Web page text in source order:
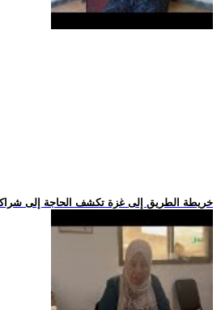
.. خريطة الطريق إلى غزة تكشف الحاجة إلى